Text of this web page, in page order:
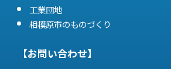
工業団地
相模原市のものづくり
【お問い合わせ】